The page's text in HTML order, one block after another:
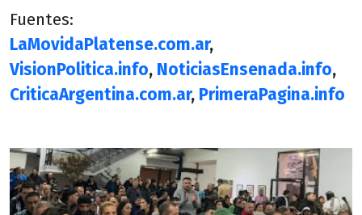
Fuentes:
LaMovidaPlatense.com.ar,
VisionPolitica.info, NoticiasEnsenada.info,
CriticaArgentina.com.ar, PrimeraPagina.info